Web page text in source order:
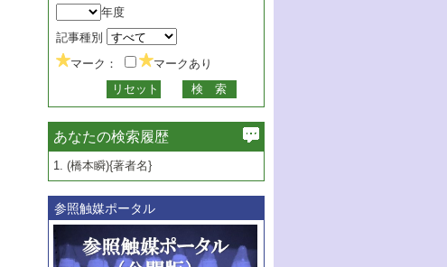
年度
記事種別
マーク：
マークあり
あなたの検索履歴
1. (橋本瞬){著者名}
参照触媒ポータル